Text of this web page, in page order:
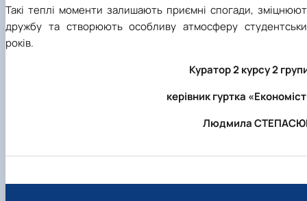
Такі теплі моменти залишають приємні спогади,
дружбу та створюють особливу атмосферу
років.
Куратор 2 курсу 2
керівник гуртка
Людмила